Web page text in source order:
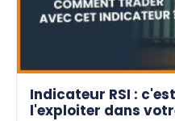
Indicateur RSI :
l'exploiter dans